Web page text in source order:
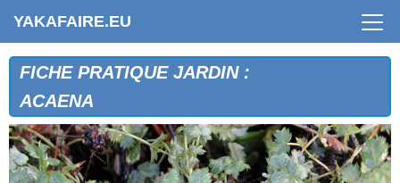
YAKAFAIRE.EU
FICHE PRATIQUE JARDIN :
ACAENA